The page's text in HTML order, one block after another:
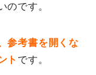
のです。
参考書を開くな
ト です。